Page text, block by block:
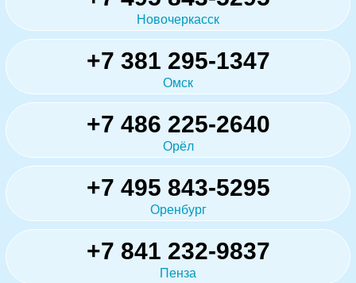
Новочеркасск
+7 381 295-1347
Омск
+7 486 225-2640
Орёл
+7 495 843-5295
Оренбург
+7 841 232-9837
Пенза